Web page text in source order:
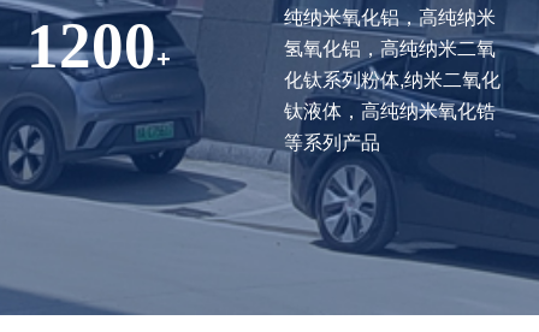
1200+
纯纳米氧化铝，高纯纳米
氢氧化铝，高纯纳米二氧
化钛系列粉体,纳米二氧化
钛液体，高纯纳米氧化锆
等系列产品